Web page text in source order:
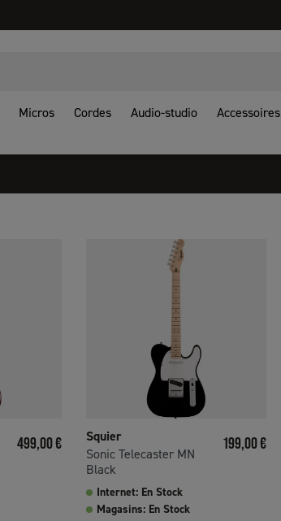
Micros Cordes Audio-studio Accessoires
Prix
499,00 €
Squier
Sonic Telecaster MN
Black
Prix
199,00 €
Internet: En Stock
Magasins: En Stock